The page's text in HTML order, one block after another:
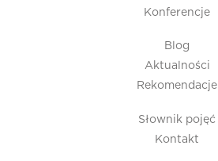
Konferencje
Blog
Aktualności
Rekomendacje
Słownik pojęć
Kontakt